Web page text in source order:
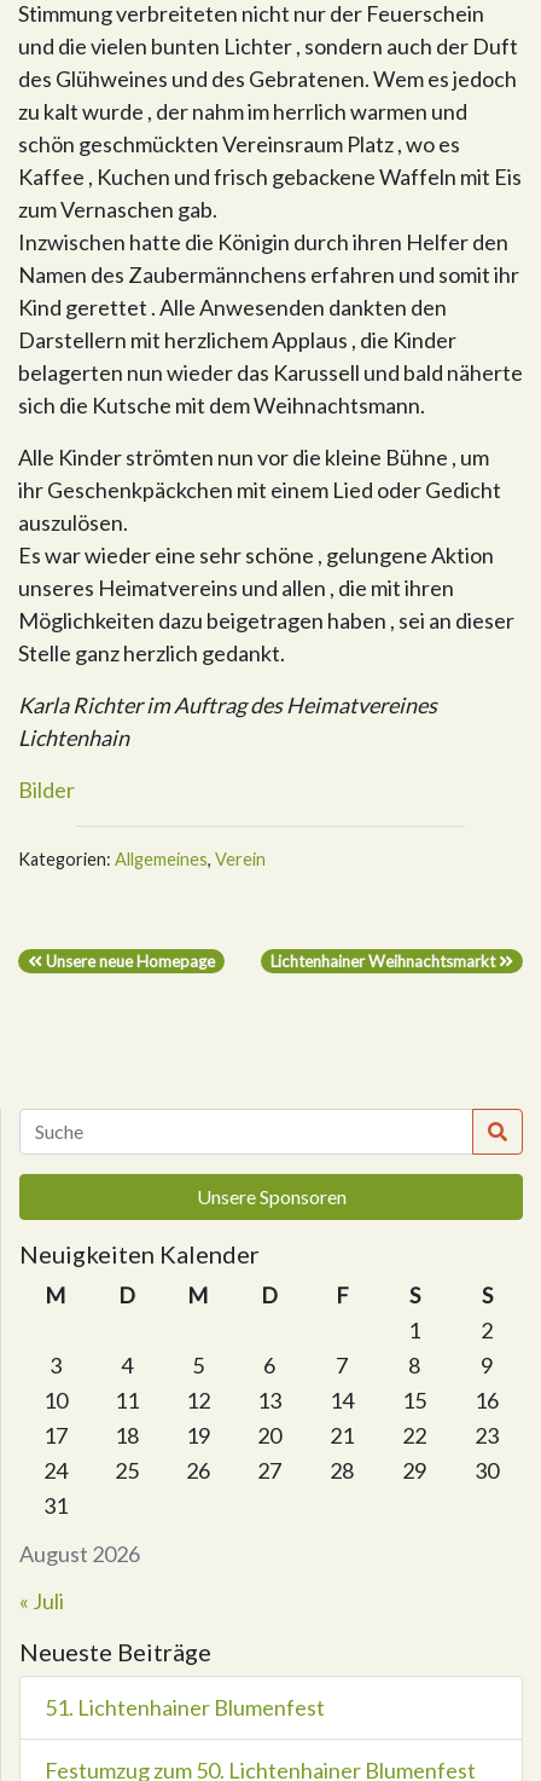
Stimmung verbreiteten nicht nur der Feuerschein
und die vielen bunten Lichter , sondern auch der Duft
des Glühweines und des Gebratenen. Wem es jedoch
zu kalt wurde , der nahm im herrlich warmen und
schön geschmückten Vereinsraum Platz , wo es
Kaffee , Kuchen und frisch gebackene Waffeln mit Eis
zum Vernaschen gab.
Inzwischen hatte die Königin durch ihren Helfer den
Namen des Zaubermännchens erfahren und somit ihr
Kind gerettet . Alle Anwesenden dankten den
Darstellern mit herzlichem Applaus , die Kinder
belagerten nun wieder das Karussell und bald näherte
sich die Kutsche mit dem Weihnachtsmann.
Alle Kinder strömten nun vor die kleine Bühne , um
ihr Geschenkpäckchen mit einem Lied oder Gedicht
auszulösen.
Es war wieder eine sehr schöne , gelungene Aktion
unseres Heimatvereins und allen , die mit ihren
Möglichkeiten dazu beigetragen haben , sei an dieser
Stelle ganz herzlich gedankt.
Karla Richter im Auftrag des Heimatvereines
Lichtenhain
Bilder
Kategorien: Allgemeines, Verein
Unsere neue Homepage Lichtenhainer Weihnachtsmarkt
Unsere Sponsoren
Neuigkeiten Kalender
August 2026
M D M D F S
S
1
2
3
4 5 6 7 8
9
10
11 12 13 14 15
16
17
18 19 20 21 22
23
24
25 26 27 28 29
30
31
« Juli
Neueste Beiträge
51. Lichtenhainer Blumenfest
Festumzug zum 50. Lichtenhainer Blumenfest